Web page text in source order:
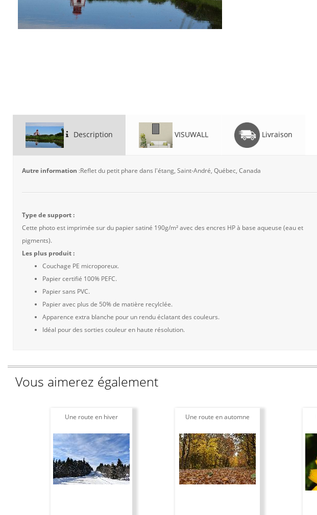
Description VISUWALL Livraison
Autre information :Reflet du petit phare dans l'étang, Saint-André, Québec, Canada
Type de support :
Cette photo est imprimée sur du papier satiné 190g/m² avec des encres HP à base aqueuse (eau et
pigments).
Les plus produit :
Couchage PE microporeux.
Papier certifié 100% PEFC.
Papier sans PVC.
Papier avec plus de 50% de matière recylclée.
Apparence extra blanche pour un rendu éclatant des couleurs.
Idéal pour des sorties couleur en haute résolution.
Vous aimerez également
Une route en hiver Une route en automne